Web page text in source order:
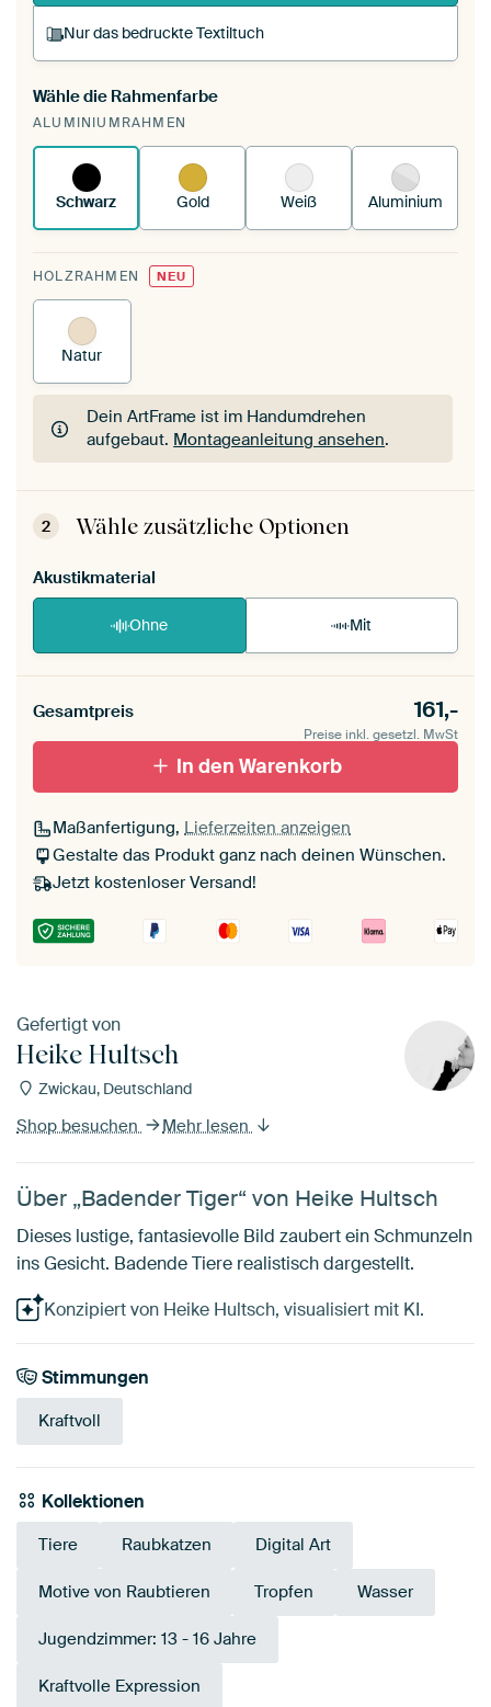
Nur das bedruckte Textiltuch
Du spannst einen wechselbaren Textiltuch in
deinen vorhandenen ArtFrame™.
funktioniert es.
Wähle die Rahmenfarbe
ALUMINIUMRAHMEN
Schwarz Gold Weiß Aluminium
HOLZRAHMEN NEU
Natur
Dein ArtFrame ist im Handumdrehen
aufgebaut. Montageanleitung ansehen.
Dein ArtFrame ist im Handumdrehen
aufgebaut.Montageanleitung ansehen
2 Wähle zusätzliche Optionen
Akustikmaterial
Ohne Mit
Gesamtpreis 161,-
Preise inkl. gesetzl. MwSt
In den Warenkorb
Maßanfertigung, Lieferzeiten anzeigen
Gestalte das Produkt ganz nach deinen Wünschen.
Jetzt kostenloser Versand!
Gefertigt von
Heike Hultsch
Zwickau, Deutschland
Shop besuchen Mehr lesen
Über „Badender Tiger“ von Heike Hultsch
Dieses lustige, fantasievolle Bild zaubert ein Schmunzeln
ins Gesicht. Badende Tiere realistisch dargestellt.
Konzipiert von Heike Hultsch, visualisiert mit KI.
Stimmungen
Kraftvoll
Kollektionen
Tiere Raubkatzen Digital Art
Motive von Raubtieren Tropfen Wasser
Jugendzimmer: 13 - 16 Jahre
Kraftvolle Expression